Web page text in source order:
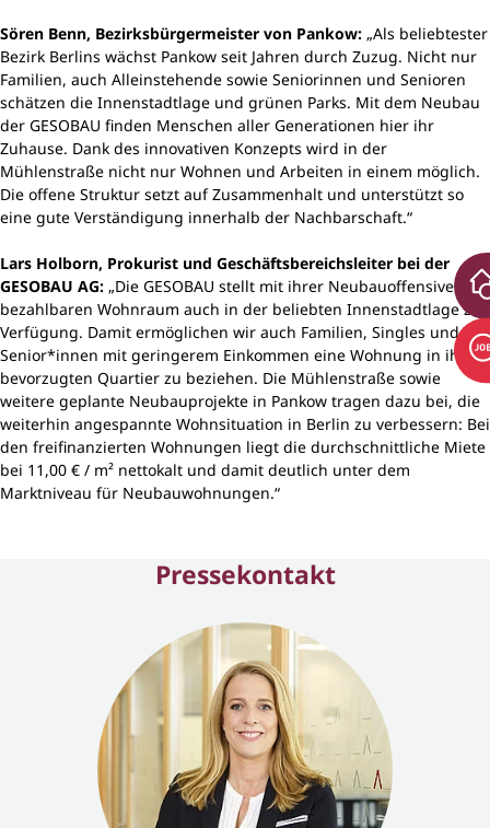
Sören Benn, Bezirksbürgermeister von Pankow: „Als beliebtester
Bezirk Berlins wächst Pankow seit Jahren durch Zuzug. Nicht nur
Familien, auch Alleinstehende sowie Seniorinnen und Senioren
schätzen die Innenstadtlage und grünen Parks. Mit dem Neubau
der GESOBAU finden Menschen aller Generationen hier ihr
Zuhause. Dank des innovativen Konzepts wird in der
Mühlenstraße nicht nur Wohnen und Arbeiten in einem möglich.
Die offene Struktur setzt auf Zusammenhalt und unterstützt so
eine gute Verständigung innerhalb der Nachbarschaft.“
Lars Holborn, Prokurist und Geschäftsbereichsleiter bei der
GESOBAU AG: „Die GESOBAU stellt mit ihrer Neubauoffensive
bezahlbaren Wohnraum auch in der beliebten Innenstadtlage zur
Verfügung. Damit ermöglichen wir auch Familien, Singles und
Senior*innen mit geringerem Einkommen eine Wohnung in ihrem
bevorzugten Quartier zu beziehen. Die Mühlenstraße sowie
weitere geplante Neubauprojekte in Pankow tragen dazu bei, die
weiterhin angespannte Wohnsituation in Berlin zu verbessern: Bei
den freifinanzierten Wohnungen liegt die durchschnittliche Miete
bei 11,00 € / m² nettokalt und damit deutlich unter dem
Marktniveau für Neubauwohnungen.“
Pressekontakt